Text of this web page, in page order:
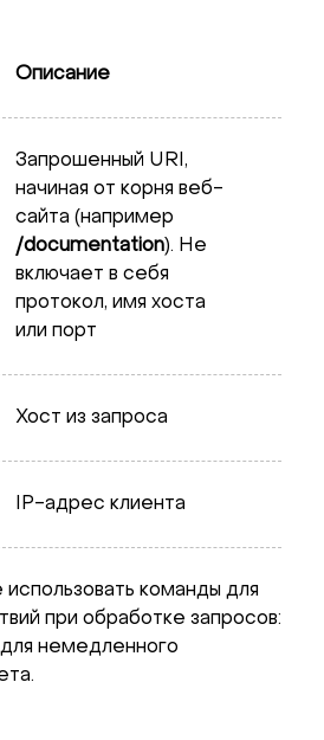
Описание
Запрошенный URI,
начиная от корня веб-
сайта (например
/documentation). Не
включает в себя
протокол, имя хоста
или порт
Хост из запроса
IP-адрес клиента
команды для
при обработке запросов:
немедленного